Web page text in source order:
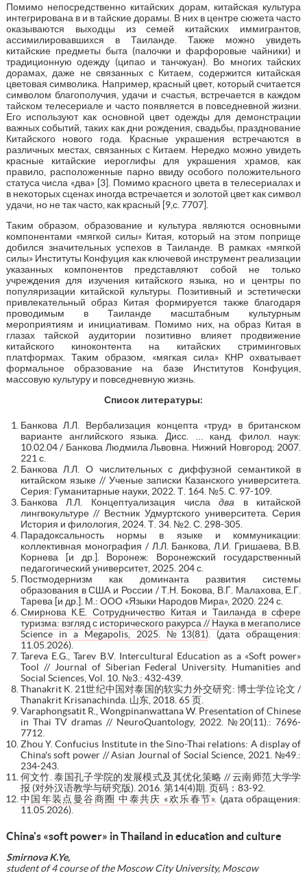
Помимо непосредственно китайских дорам, китайская культура
интегрирована в и в тайские дорамы. В них в центре сюжета часто
оказываются выходцы из семей китайских иммигрантов,
ассимилировавшихся в Таиланде. Также можно увидеть
китайские предметы быта (палочки и фарфоровые чайники) и
традиционную одежду (ципао и танчжуан). Во многих тайских
дорамах, даже не связанных с Китаем, содержится китайская
цветовая символика. Например, красный цвет, который считается
символом благополучия, удачи и счастья, встречается в каждом
тайском телесериале и часто появляется в повседневной жизни.
Его используют как основной цвет одежды для демонстрации
важных событий, таких как дни рождения, свадьбы, празднование
Китайского нового года. Красные украшения встречаются в
различных местах, связанных с Китаем. Нередко можно увидеть
красные китайские иероглифы для украшения храмов, как
правило, расположенные парно ввиду особого положительного
статуса числа «два» [3]. Помимо красного цвета в телесериалах и
в некоторых сценах иногда встречается и золотой цвет как символ
удачи, но не так часто, как красный [9,с. 7707].
Таким образом, образование и культура являются основными
компонентами «мягкой силы» Китая, который на этом поприще
добился значительных успехов в Таиланде. В рамках «мягкой
силы» Институты Конфуция как ключевой инструмент реализации
указанных компонентов представляют собой не только
учреждения для изучения китайского языка, но и центры по
популяризации китайской культуры. Позитивный и эстетически
привлекательный образ Китая формируется также благодаря
проводимым в Таиланде масштабным культурным
мероприятиям и инициативам. Помимо них, на образ Китая в
глазах тайской аудитории позитивно влияет продвижение
китайского киноконтента на китайских стриминговых
платформах. Таким образом, «мягкая сила» КНР охватывает
формальное образование на базе Институтов Конфуция,
массовую культуру и повседневную жизнь.
Список литературы:
Банкова Л.Л. Вербализация концепта «труд» в британском
варианте английского языка. Дисс. … канд. филол. наук:
10.02.04 / Банкова Людмила Львовна. Нижний Новгород: 2007.
221 с.
Банкова Л.Л. О числительных с диффузной семантикой в
китайском языке // Ученые записки Казанского университета.
Серия: Гуманитарные науки, 2022. Т. 164. №5. С. 97-109.
Банкова Л.Л. Концептуализация числадва в китайской
лингвокультуре // Вестник Удмуртского университета. Серия
История и филология, 2024. Т. 34. №2. С. 298-305.
Парадоксальность нормы в языке и коммуникации:
коллективная монография / Л.Л. Банкова, Л.И. Гришаева, В.В.
Корнева [и др.]. Воронеж: Воронежский государственный
педагогический университет, 2025. 204 с.
Постмодернизм как доминанта развития системы
образования в США и России / Т.Н. Бокова, В.Г. Малахова, Е.Г.
Тарева [и др.]. М.: ООО «Языки Народов Мира», 2020. 224 с.
Смирнова К.Е. Сотрудничество Китая и Таиланда в сфере
туризма: взгляд с исторического ракурса // Наука в мегаполисе
Science in a Megapolis, 2025. №13(81) . (дата обращения:
11.05.2026).
Tareva E.G., Tarev B.V. Intercultural Education as a «Soft power»
Tool // Journal of Siberian Federal University. Humanities and
Social Sciences, Vol. 10. №3.: 432-439.
Thanakrit K. 21世纪中国对泰国的软实力外交研究: 博士学位论文 /
Thanakrit Krisanachinda. 山东, 2018. 65 页.
Varaphongsatit R., Wongpinanwattana W. Presentation of Chinese
in Thai TV dramas // NeuroQuantology, 2022. №20(11).: 7696-
7712.
Zhou Y. Confucius Institute in the Sino-Thai relations: A display of
China's soft power // Asian Journal of Social Science, 2021. №49.:
234-243.
何文竹. 泰国孔子学院的发展模式及其优化策略 // 云南师范大学学
报 (对外汉语教学与研究版). 2016. 第14(4)期. 页码：83-92.
中国年装点曼谷商圈 中泰共庆 «欢乐春节». (дата обращения:
11.05.2026).
China's «soft power» in Thailand in education and culture
Smirnova K.Ye,
student of 4 course of the Moscow City University, Moscow